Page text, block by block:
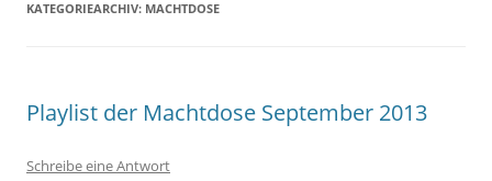
KATEGORIEARCHIV: MACHTDOSE
Playlist der Machtdose September 2013
Schreibe eine Antwort